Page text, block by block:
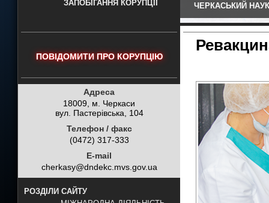
науково-дослідний експертно-
- проведення всих видів судових
експертиз
ЗАПОБІГАННЯ КОРУПЦІЇ
ЧЕРКАСЬКИЙ
ПОВІДОМИТИ ПРО КОРУПЦІЮ
Адреса
18009, м. Черкаси
вул. Пастерівська, 104
Телефон / факс
(0472) 317-333
E-mail
cherkasy@dndekc.mvs.gov.ua
РОЗДІЛИ САЙТУ